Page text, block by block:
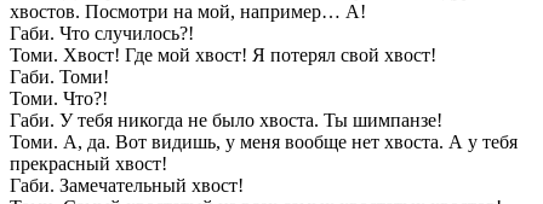
хвостов. Посмотри на мой, например… А!
Габи. Что случилось?!
Томи. Хвост! Где мой хвост! Я потерял свой хвост!
Габи. Томи!
Томи. Что?!
Габи. У тебя никогда не было хвоста. Ты шимпанзе!
Томи. А, да. Вот видишь, у меня вообще нет хвоста. А у тебя
прекрасный хвост!
Габи. Замечательный хвост!